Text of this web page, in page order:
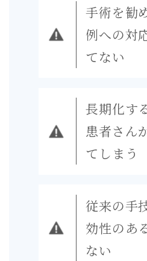
手術を勧
例への対
てない
長期化す
患者さん
てしまう
従来の手
効性のあ
ない